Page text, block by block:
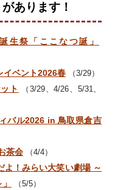
あります！
生祭「ここなつ誕」
イベント2026春 （3/29）
ト
（3/29、4/26、5/31、
バル2026 in 鳥取県倉吉
茶会 （4/4）
よ！みらい大笑い劇場 ～
（5/5）